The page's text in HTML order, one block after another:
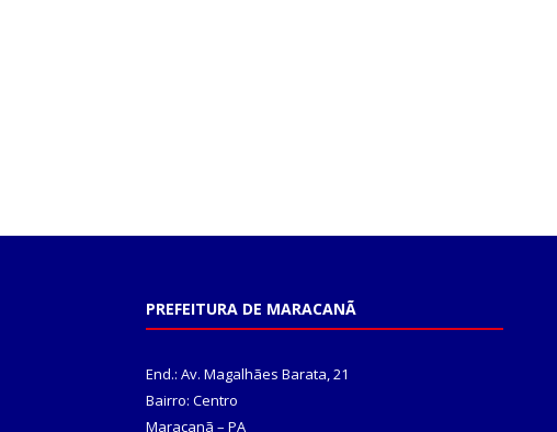
PREFEITURA DE MARACANÃ
End.: Av. Magalhães Barata, 21
Bairro: Centro
Maracanã – PA